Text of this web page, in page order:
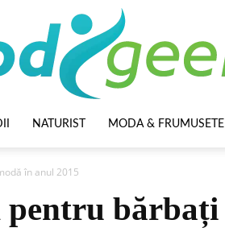
NATURIST MODA & FRUMUSETE
în anul 2015
pentru bărbați